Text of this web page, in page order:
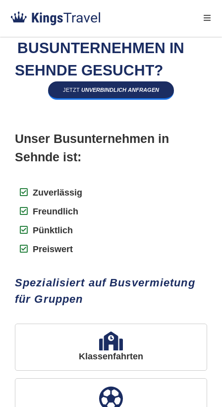
BUSUNTERNEHMEN IN
SEHNDE GESUCHT?
JETZT UNVERBINDLICH ANFRAGEN
Unser Busunternehmen in
Sehnde ist:
Zuverlässig
Freundlich
Pünktlich
Preiswert
Spezialisiert auf Busvermietung
für Gruppen
Klassenfahrten